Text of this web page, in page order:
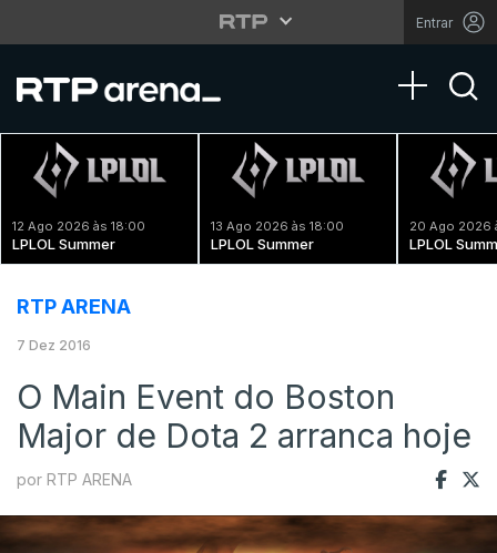
Entrar
Toggle
12 Ago 2026 às 18:00
LPLOL Summer
13 Ago 2026 às 18:00
LPLOL Summer
20 Ago 2026
LPLOL
RTP ARENA
7 Dez 2016
O Main Event do Boston
Major de Dota 2 arranca hoje
por RTP ARENA